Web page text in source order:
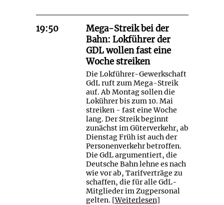
19:50
Mega-Streik bei der
Bahn: Lokführer der
GDL wollen fast eine
Woche streiken
Die Lokführer-Gewerkschaft
GdL ruft zum Mega-Streik
auf. Ab Montag sollen die
Lokührer bis zum 10. Mai
streiken - fast eine Woche
lang. Der Streik beginnt
zunächst im Güterverkehr, ab
Dienstag Früh ist auch der
Personenverkehr betroffen.
Die GdL argumentiert, die
Deutsche Bahn lehne es nach
wie vor ab, Tarifverträge zu
schaffen, die für alle GdL-
Mitglieder im Zugpersonal
gelten. [Weiterlesen]